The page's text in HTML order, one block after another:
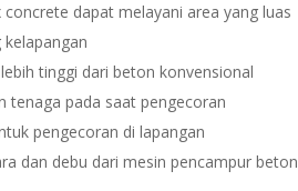
concrete dapat melayani area yang luas
tinggi dari beton konvensional
tenaga pada saat pengecoran
pengecoran di lapangan
dan debu dari mesin pencampur